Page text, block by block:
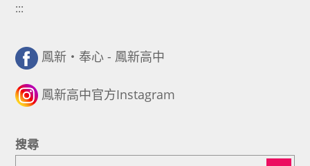
:::
鳳新・奉心 - 鳳新高中
鳳新高中官方Instagram
搜尋